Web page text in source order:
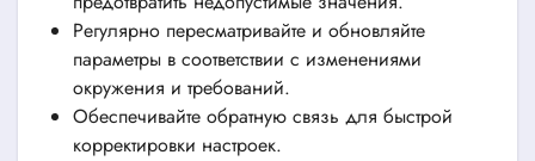
Регулярно пересматривайте и обновляйте
параметры в соответствии с изменениями
окружения и требований.
Обеспечивайте обратную связь для быстрой
корректировки настроек.